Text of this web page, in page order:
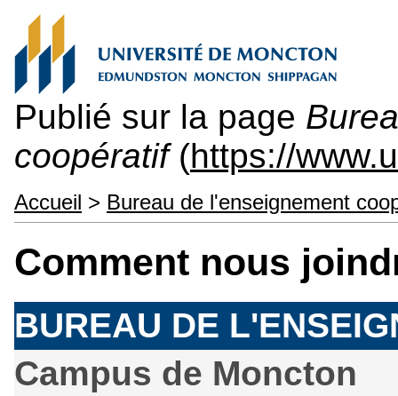
Publié sur la page
coopératif(https://
Accueil > Bureau de l'enseignement
Comment nous
BUREAU DE
Campus de Moncton